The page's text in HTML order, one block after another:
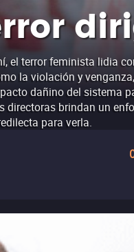
el terror feminista lidia
la violación y
dañino del sistema
directoras brindan un
para verla.